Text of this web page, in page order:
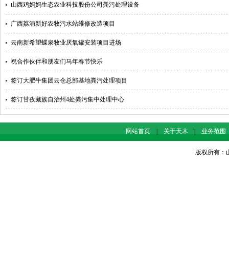
山西鸡妈妈生态农业科技股份公司粪污处理设备
广西荔浦新好农牧污水站维修改造项目
云南新希望蝶泉牧业厌氧罐安装项目进场
祝合作伙伴和朋友们马年春节快乐
签订大肥牛集团云仓总部基地粪污处理项目
签订甘孜藏族自治州4处粪污集中处理中心
网站首页| 关于天木| 业务范围
版权所有：